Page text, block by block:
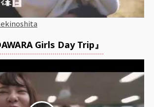
Girls Day Trip』